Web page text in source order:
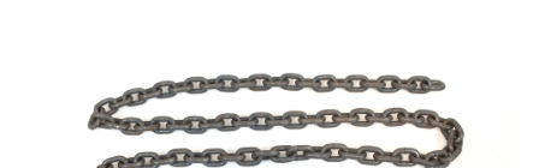
hvězdiček.